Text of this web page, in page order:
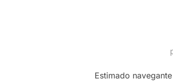
Estimado